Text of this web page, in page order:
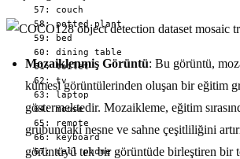
  57: couch
  58: potted plant
  59: bed
  60: dining table
  61: toilet
  62: tv
  63: laptop
  64: mouse
  65: remote
  66: keyboard
  67: cell phone
Mozaiklenmiş Görüntü: Bu görüntü,
kümesi görüntülerinden oluşan bir eğitim
göstermektedir. Mozaikleme, eğitim
grubundaki nesne ve sahne çeşitliliğini
görüntüyü tek bir görüntüde birleştiren bir